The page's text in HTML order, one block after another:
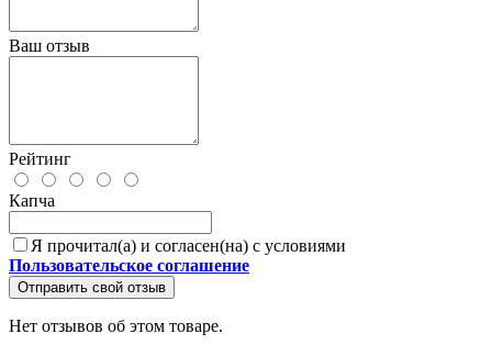
Ваш отзыв
Рейтинг
Капча
Я прочитал(а) и согласен(на) с условиями
Пользовательское соглашение
Отправить свой отзыв
Нет отзывов об этом товаре.